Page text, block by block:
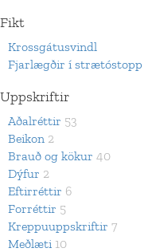
Fikt
Krossgátusvindl
Fjarlægðir í strætóstopp
Uppskriftir
Aðalréttir 53
Beikon 2
Brauð og kökur 40
Dýfur 2
Eftirréttir 6
Forréttir 5
Kreppuuppskriftir 7
Meðlæti 10